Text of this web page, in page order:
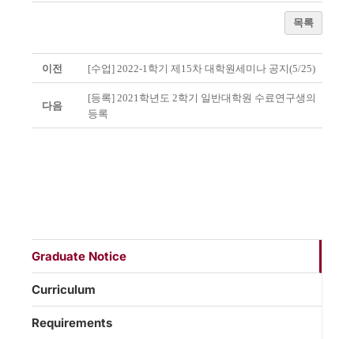
목록
이전 [수업] 2022-1학기 제15차 대학원세미나 공지(5/25)
다음
[등록] 2021학년도 2학기 일반대학원 수료연구생의
등록
Graduate Notice
Curriculum
Requirements